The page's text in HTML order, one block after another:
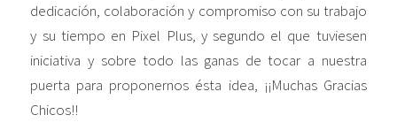
dedicación, colaboración y compromiso con su trabajo
y su tiempo en Pixel Plus, y segundo el que tuviesen
iniciativa y sobre todo las ganas de tocar a nuestra
puerta para proponernos ésta idea, ¡¡Muchas Gracias
Chicos!!